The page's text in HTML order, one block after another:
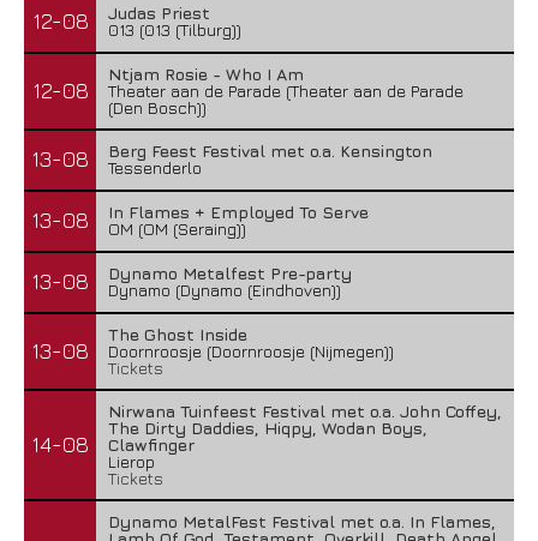
12-08
Judas Priest
013 (013 (Tilburg))
12-08
Ntjam Rosie - Who I Am
Theater aan de Parade (Theater aan de Parade
(Den Bosch))
13-08
Berg Feest Festival met o.a. Kensington
Tessenderlo
13-08
In Flames + Employed To Serve
OM (OM (Seraing))
13-08
Dynamo Metalfest Pre-party
Dynamo (Dynamo (Eindhoven))
13-08
The Ghost Inside
Doornroosje (Doornroosje (Nijmegen))
Tickets
14-08
Nirwana Tuinfeest Festival met o.a. John Coffey,
The Dirty Daddies, Hiqpy, Wodan Boys,
Clawfinger
Lierop
Tickets
Dynamo MetalFest Festival met o.a. In Flames,